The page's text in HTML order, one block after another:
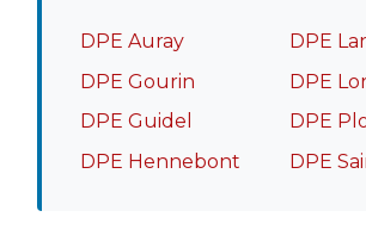
DPE Auray
DPE Gourin
DPE Guidel
DPE Hennebont
DPE
DPE
DPE
DPE